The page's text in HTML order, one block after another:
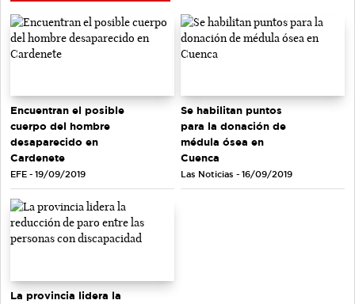
Encuentran el posible
cuerpo del hombre
desaparecido en
Cardenete
EFE - 19/09/2019
Se habilitan puntos
para la donación de
médula ósea en
Cuenca
Las Noticias - 16/09/2019
La provincia lidera la